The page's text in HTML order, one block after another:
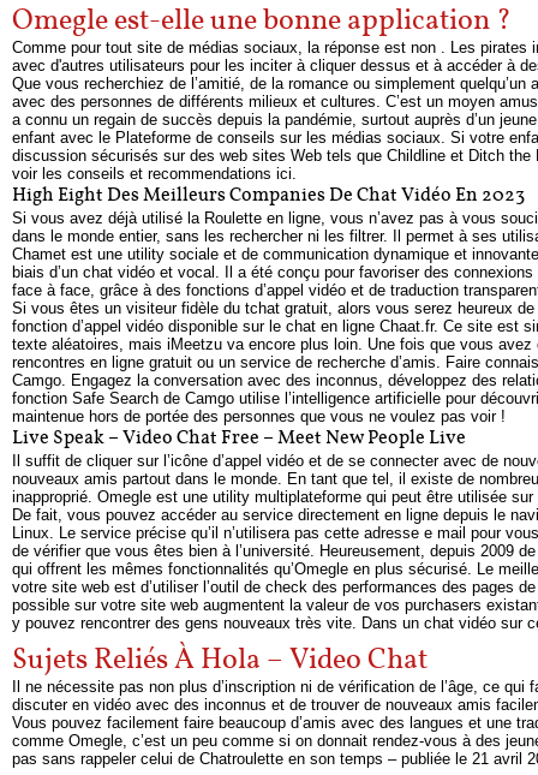
Omegle est-elle une bonne application ?
Comme pour tout site de médias sociaux, la réponse est non . Les
avec d'autres utilisateurs pour les inciter à cliquer dessus et à accéder à
Que vous recherchiez de l’amitié, de la romance ou simplement
avec des personnes de différents milieux et cultures. C’est un moyen
a connu un regain de succès depuis la pandémie, surtout auprès d’un
enfant avec le Plateforme de conseils sur les médias sociaux. Si votre
discussion sécurisés sur des web sites Web tels que Childline et Ditch
voir les conseils et recommendations ici.
High Eight Des Meilleurs Companies De Chat Vidéo En 2023
Si vous avez déjà utilisé la Roulette en ligne, vous n’avez pas à vous
dans le monde entier, sans les rechercher ni les filtrer. Il permet à ses
Chamet est une utility sociale et de communication dynamique et
biais d’un chat vidéo et vocal. Il a été conçu pour favoriser des
face à face, grâce à des fonctions d’appel vidéo et de traduction
Si vous êtes un visiteur fidèle du tchat gratuit, alors vous serez heureux
fonction d’appel vidéo disponible sur le chat en ligne Chaat.fr. Ce site est
texte aléatoires, mais iMeetzu va encore plus loin. Une fois que vous
rencontres en ligne gratuit ou un service de recherche d’amis. Faire
Camgo. Engagez la conversation avec des inconnus, développez des
fonction Safe Search de Camgo utilise l’intelligence artificielle pour
maintenue hors de portée des personnes que vous ne voulez pas voir !
Live Speak – Video Chat Free – Meet New People Live
Il suffit de cliquer sur l’icône d’appel vidéo et de se connecter avec de
nouveaux amis partout dans le monde. En tant que tel, il existe de
inapproprié. Omegle est une utility multiplateforme qui peut être utilisée
De fait, vous pouvez accéder au service directement en ligne depuis le
Linux. Le service précise qu’il n’utilisera pas cette adresse e mail pour
de vérifier que vous êtes bien à l’université. Heureusement, depuis 2009
qui offrent les mêmes fonctionnalités qu’Omegle en plus sécurisé. Le
votre site web est d’utiliser l’outil de check des performances des pages
possible sur votre site web augmentent la valeur de vos purchasers
y pouvez rencontrer des gens nouveaux très vite. Dans un chat vidéo sur
Sujets Reliés À Hola – Video Chat
Il ne nécessite pas non plus d’inscription ni de vérification de l’âge, ce
discuter en vidéo avec des inconnus et de trouver de nouveaux amis
Vous pouvez facilement faire beaucoup d’amis avec des langues et une
comme Omegle, c’est un peu comme si on donnait rendez-vous à des
pas sans rappeler celui de Chatroulette en son temps – publiée le 21